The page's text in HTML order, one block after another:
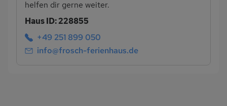
helfen dir gerne weiter.
Haus ID: 228855
+49 251 899 050
info@frosch-ferienhaus.de